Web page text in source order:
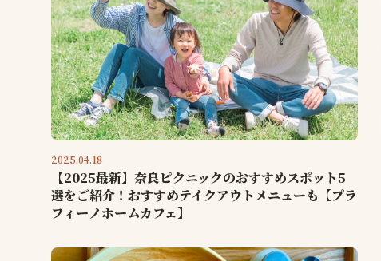
2025.04.18
【2025最新】奈良ピクニックのおすすめスポット5
選をご紹介！おすすめテイクアウトメニューも【プラ
フィーノホームカフェ】